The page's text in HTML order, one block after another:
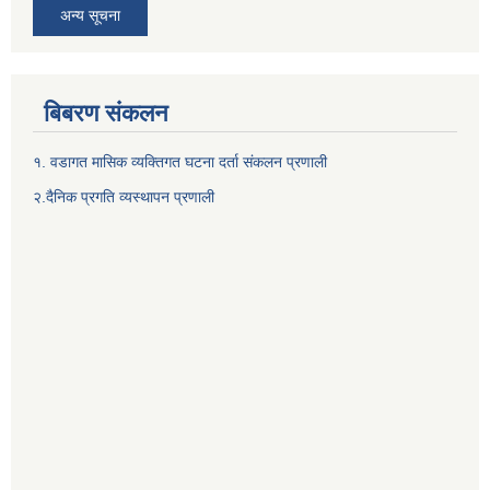
अन्य सूचना
बिबरण संकलन
१. वडागत मासिक व्यक्तिगत घटना दर्ता संकलन प्रणाली
२.दैनिक प्रगति व्यस्थापन प्रणाली